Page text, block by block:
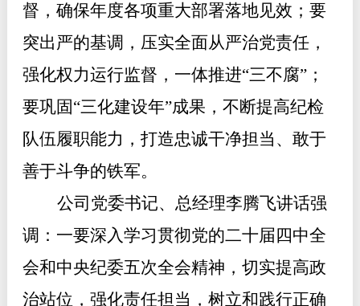
督，确保年度各项重大部署落地见效；要
突出严的基调，压实全面从严治党责任，
强化权力运行监督，一体推进“三不腐”；
要巩固“三化建设年”成果，不断提高纪检
队伍履职能力，打造忠诚干净担当、敢于
善于斗争的铁军。
公司党委书记、总经理李腾飞讲话强
调：一要深入学习贯彻党的二十届四中全
会和中央纪委五次全会精神，切实提高政
治站位，强化责任担当，树立和践行正确